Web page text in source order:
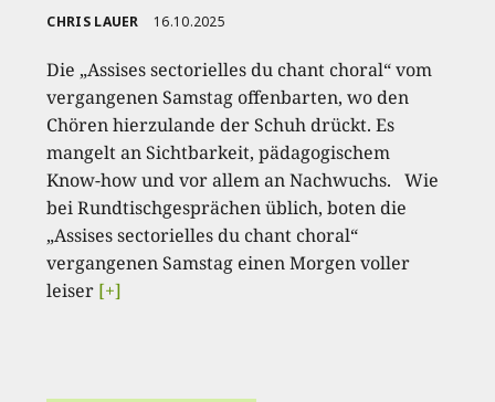
CHRIS LAUER 16.10.2025
Die „Assises sectorielles du chant choral“ vom
vergangenen Samstag offenbarten, wo den
Chören hierzulande der Schuh drückt. Es
mangelt an Sichtbarkeit, pädagogischem
Know-how und vor allem an Nachwuchs. Wie
bei Rundtischgesprächen üblich, boten die
„Assises sectorielles du chant choral“
vergangenen Samstag einen Morgen voller
leiser [+]